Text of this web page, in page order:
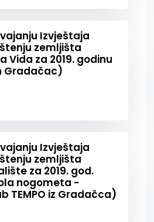
Izvještaja
zemljišta
Vida za 2019. godinu
Gradačac)
Izvještaja
zemljišta
za 2019. god.
nogometa -
TEMPO iz Gradačca)